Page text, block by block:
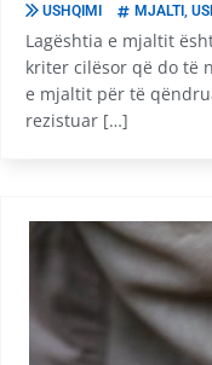
USHQIMI MJALTI
Lagështia e mjaltit
kriter cilësor që do të
e mjaltit për të
rezistuar […]